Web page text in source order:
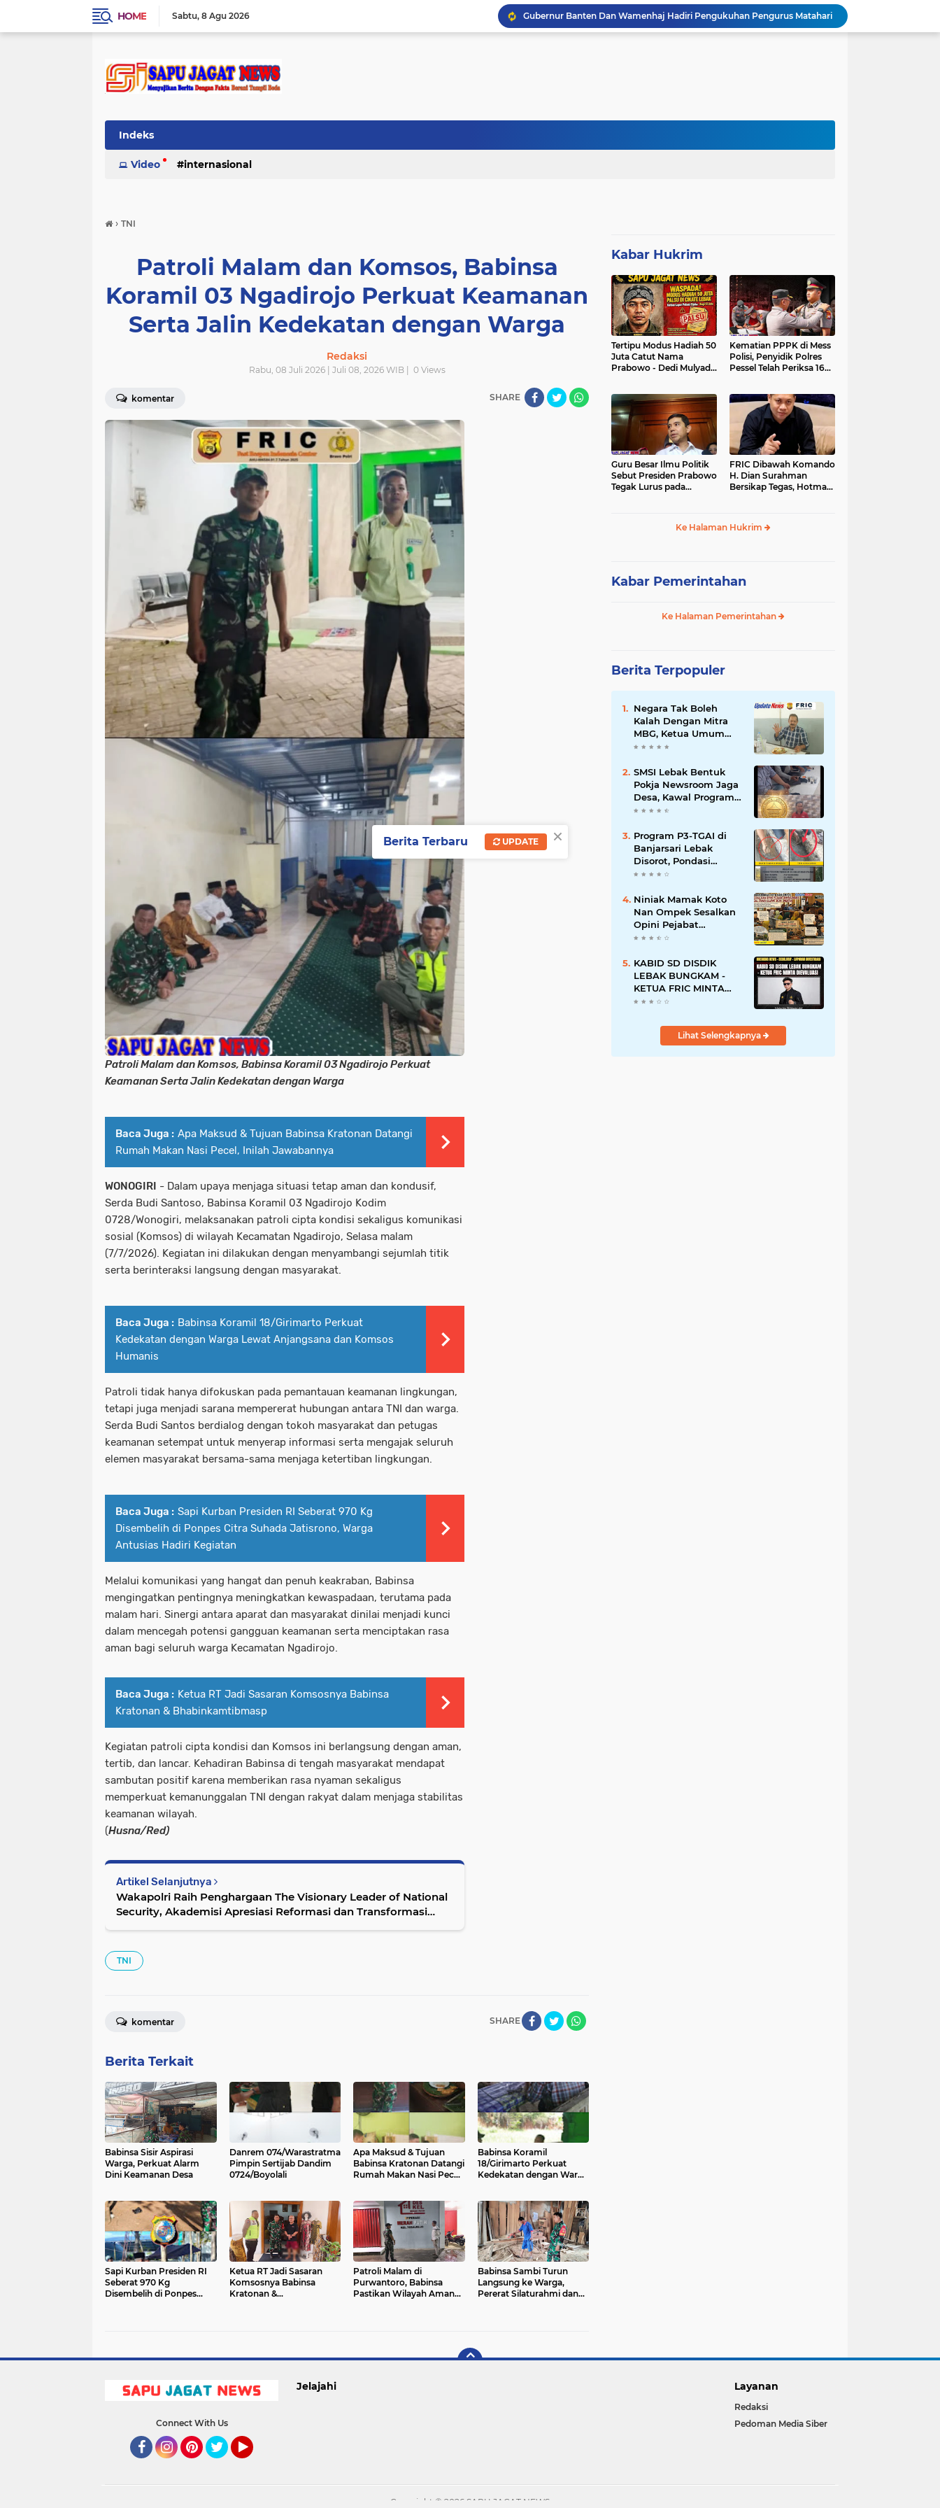
HOME Sabtu 8 Agu 2026
Gubernur Banten Dan Wamenhaj Hadiri Pengukuhan Pengurus Matahari
TURNAMENT SEPAK BOLA BIL GRUP,DI BUKA NABIL JAYABAYA
Sebanyak 27 Dapur MBG di Banten Masih di-Suspend BGN
Indeks
Video internasional
› TNI
Patroli Malam dan Komsos, Babinsa
Koramil 03 Ngadirojo Perkuat Keamanan
Serta Jalin Kedekatan dengan Warga
Redaksi
Rabu, 08 Juli 2026 | Juli 08, 2026 WIB | 0Views
komentar SHARE
Patroli Malam dan Komsos, Babinsa Koramil 03 Ngadirojo Perkuat
Keamanan Serta Jalin Kedekatan dengan Warga
Baca Juga : Apa Maksud & Tujuan Babinsa Kratonan Datangi
Rumah Makan Nasi Pecel, Inilah Jawabannya
WONOGIRI - Dalam upaya menjaga situasi tetap aman dan kondusif,
Serda Budi Santoso, Babinsa Koramil 03 Ngadirojo Kodim
0728/Wonogiri, melaksanakan patroli cipta kondisi sekaligus komunikasi
sosial (Komsos) di wilayah Kecamatan Ngadirojo, Selasa malam
(7/7/2026). Kegiatan ini dilakukan dengan menyambangi sejumlah titik
serta berinteraksi langsung dengan masyarakat.
Baca Juga : Babinsa Koramil 18/Girimarto Perkuat
Kedekatan dengan Warga Lewat Anjangsana dan Komsos
Humanis
Patroli tidak hanya difokuskan pada pemantauan keamanan lingkungan,
tetapi juga menjadi sarana mempererat hubungan antara TNI dan warga.
Serda Budi Santos berdialog dengan tokoh masyarakat dan petugas
keamanan setempat untuk menyerap informasi serta mengajak seluruh
elemen masyarakat bersama-sama menjaga ketertiban lingkungan.
Baca Juga : Sapi Kurban Presiden RI Seberat 970 Kg
Disembelih di Ponpes Citra Suhada Jatisrono, Warga
Antusias Hadiri Kegiatan
Melalui komunikasi yang hangat dan penuh keakraban, Babinsa
mengingatkan pentingnya meningkatkan kewaspadaan, terutama pada
malam hari. Sinergi antara aparat dan masyarakat dinilai menjadi kunci
dalam mencegah potensi gangguan keamanan serta menciptakan rasa
aman bagi seluruh warga Kecamatan Ngadirojo.
Baca Juga : Ketua RT Jadi Sasaran Komsosnya Babinsa
Kratonan & Bhabinkamtibmasp
Kegiatan patroli cipta kondisi dan Komsos ini berlangsung dengan aman,
tertib, dan lancar. Kehadiran Babinsa di tengah masyarakat mendapat
sambutan positif karena memberikan rasa nyaman sekaligus
memperkuat kemanunggalan TNI dengan rakyat dalam menjaga stabilitas
keamanan wilayah.
(Husna/Red)
Artikel Selanjutnya
Wakapolri Raih Penghargaan The Visionary Leader of National
Security, Akademisi Apresiasi Reformasi dan Transformasi
TNI
SHARE
komentar
Berita Terkait
Babinsa Sisir Aspirasi
Warga, Perkuat Alarm
Dini Keamanan Desa
Danrem 074/Warastratma
Pimpin Sertijab Dandim
0724/Boyolali
Apa Maksud & Tujuan
Babinsa Kratonan Datangi
Rumah Makan Nasi Pecel,
Babinsa Koramil
18/Girimarto Perkuat
Kedekatan dengan Warga
Sapi Kurban Presiden RI
Seberat 970 Kg
Disembelih di Ponpes
Ketua RT Jadi Sasaran
Komsosnya Babinsa
Kratonan &
Patroli Malam di
Purwantoro, Babinsa
Pastikan Wilayah Aman
Babinsa Sambi Turun
Langsung ke Warga,
Pererat Silaturahmi dan
Kabar Hukrim
Tertipu Modus Hadiah 50
Juta Catut Nama
Prabowo - Dedi Mulyadi,
Juta Lebih
Kematian PPPK di Mess
Polisi, Penyidik Polres
Pessel Telah Periksa 16
Guru Besar Ilmu Politik
Sebut Presiden Prabowo
Tegak Lurus pada
FRIC Dibawah Komando
H. Dian Surahman
Bersikap Tegas, Hotman
Merendahkan Wartawan
Ke Halaman Hukrim
Kabar Pemerintahan
Ke Halaman Pemerintahan
Berita Terpopuler
Negara Tak Boleh
Kalah Dengan Mitra
MBG, Ketua Umum
APKLI-P: Silahkan
Kantin Sekolah
SMSI Lebak Bentuk
Pokja Newsroom Jaga
Desa, Kawal Program
Desa Agar Bisa Maju
Program P3-TGAI di
Banjarsari Lebak
Disorot, Pondasi
Diduga Terisi Tanah,
Sanksi Berat Hingga
Pidana
Niniak Mamak Koto
Nan Ompek Sesalkan
Opini Pejabat
Payakumbuh Soal
Jabatan
KABID SD DISDIK
LEBAK BUNGKAM -
KETUA FRIC MINTA
DIEVALUASI
Lihat Selengkapnya
Connect With Us
Jelajahi Layanan
Redaksi
Pedoman Media Siber
Copyright © 2026 SAPU JAGAT NEWS
×
Berita Terbaru UPDATE